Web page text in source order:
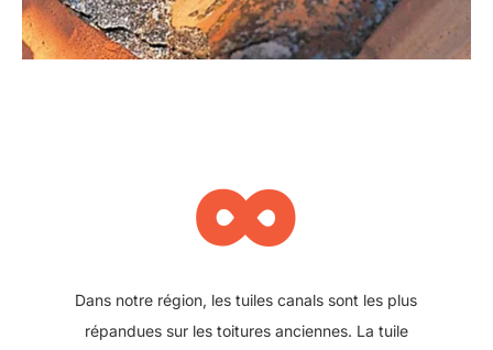
∞
plus récemment et que des plaques sous tuile
aient été posées. Nous pouvons également